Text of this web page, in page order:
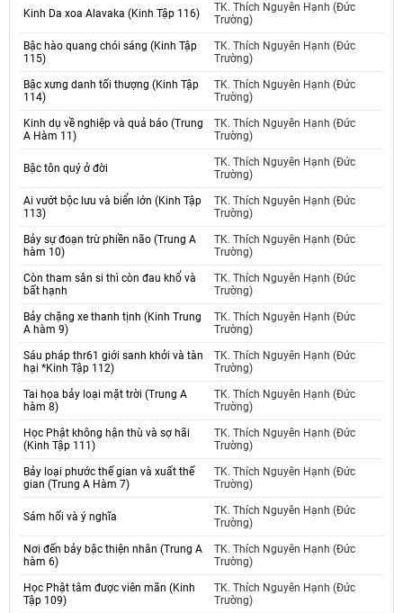
Kinh Da xoa Alavaka (Kinh Tập 116)
TK. Thích Nguyên Hạnh (Đức
Trường)
Bậc hào quang chói sáng (Kinh Tập
115)
TK. Thích Nguyên Hạnh (Đức
Trường)
Bậc xưng danh tối thượng (Kinh Tập
114)
TK. Thích Nguyên Hạnh (Đức
Trường)
Kinh dụ về nghiệp và quả báo (Trung
A Hàm 11)
TK. Thích Nguyên Hạnh (Đức
Trường)
Bậc tôn quý ở đời
TK. Thích Nguyên Hạnh (Đức
Trường)
Ai vướt bộc lưu và biển lớn (Kinh Tập
113)
TK. Thích Nguyên Hạnh (Đức
Trường)
Bảy sự đoạn trừ phiền não (Trung A
hàm 10)
TK. Thích Nguyên Hạnh (Đức
Trường)
Còn tham sân si thì còn đau khổ và
bất hạnh
TK. Thích Nguyên Hạnh (Đức
Trường)
Bảy chặng xe thanh tịnh (Kinh Trung
A hàm 9)
TK. Thích Nguyên Hạnh (Đức
Trường)
Sáu pháp thr61 giới sanh khởi và tàn
hại *Kinh Tập 112)
TK. Thích Nguyên Hạnh (Đức
Trường)
Tai họa bảy loại mặt trời (Trung A
hàm 8)
TK. Thích Nguyên Hạnh (Đức
Trường)
Học Phật không hận thù và sợ hãi
(Kinh Tập 111)
TK. Thích Nguyên Hạnh (Đức
Trường)
Bảy loại phước thế gian và xuất thế
gian (Trung A Hàm 7)
TK. Thích Nguyên Hạnh (Đức
Trường)
Sám hối và ý nghĩa
TK. Thích Nguyên Hạnh (Đức
Trường)
Nơi đến bảy bậc thiện nhân (Trung A
hàm 6)
TK. Thích Nguyên Hạnh (Đức
Trường)
Học Phật tâm được viên mãn (Kinh
Tập 109)
TK. Thích Nguyên Hạnh (Đức
Trường)